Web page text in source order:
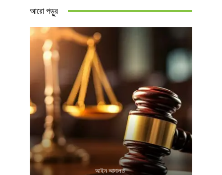
আরো পড়ুুর
আইন আদালত